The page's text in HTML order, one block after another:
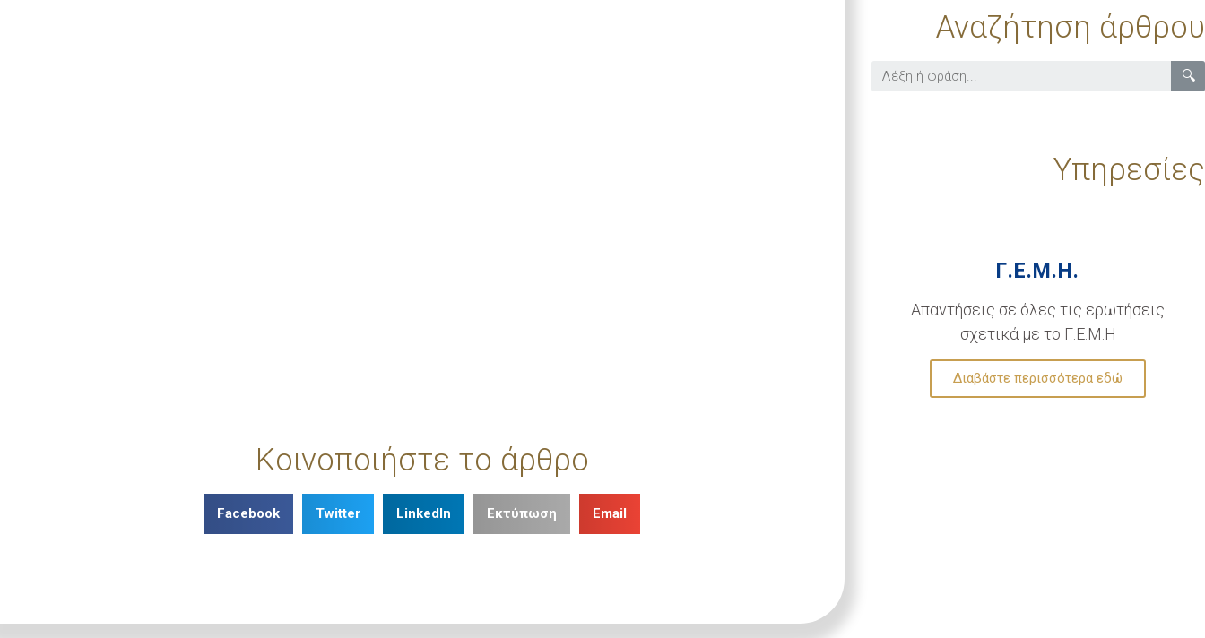
Κοινοποιήστε το άρθρο
Facebook Twitter LinkedIn Εκτύπωση Email
Αναζήτηση άρθρου
🔍
Υπηρεσίες
Γ.Ε.Μ.Η.
Απαντήσεις σε όλες τις ερωτήσεις
σχετικά με το Γ.Ε.Μ.Η
Διαβάστε περισσότερα εδώ